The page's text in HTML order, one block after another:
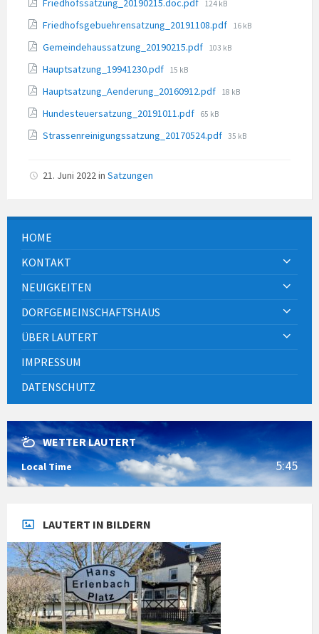
Friedhofssatzung_20190215.doc.pdf 124 kB
Friedhofsgebuehrensatzung_20191108.pdf File
16 kB
Gemeindehaussatzung_20190215.pdf File
103 kB
Hauptsatzung_19941230.pdf File
15 kB
Hauptsatzung_Aenderung_20160912.pdf File
18 kB
Hundesteuersatzung_20191011.pdf File
65 kB
Strassenreinigungssatzung_20170524.pdf File
35 kB
21. Juni 2022in Satzungen
HOME
KONTAKT
NEUIGKEITEN
DORFGEMEINSCHAFTSHAUS
ÜBER LAUTERT
IMPRESSUM
DATENSCHUTZ
WETTER LAUTERT
Local Time 5:45
LAUTERT IN BILDERN